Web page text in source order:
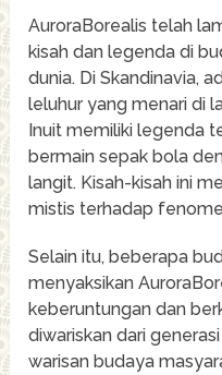
AuroraBorealis telah
kisah dan legenda di
dunia. Di Skandinavia,
leluhur yang menari di
Inuit memiliki legenda
bermain sepak bola
langit. Kisah-kisah ini
mistis terhadap
Selain itu, beberapa
menyaksikan
keberuntungan dan
diwariskan dari
warisan budaya